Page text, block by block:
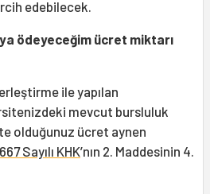
edebilecek.
ödeyeceğim ücret miktarı
ile yapılan
mevcut bursluluk
olduğunuz ücret aynen
667 Sayılı KHK’nın 2. Maddesinin 4.